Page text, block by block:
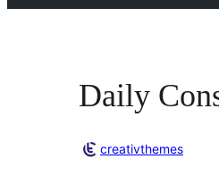
Daily
creativthemes